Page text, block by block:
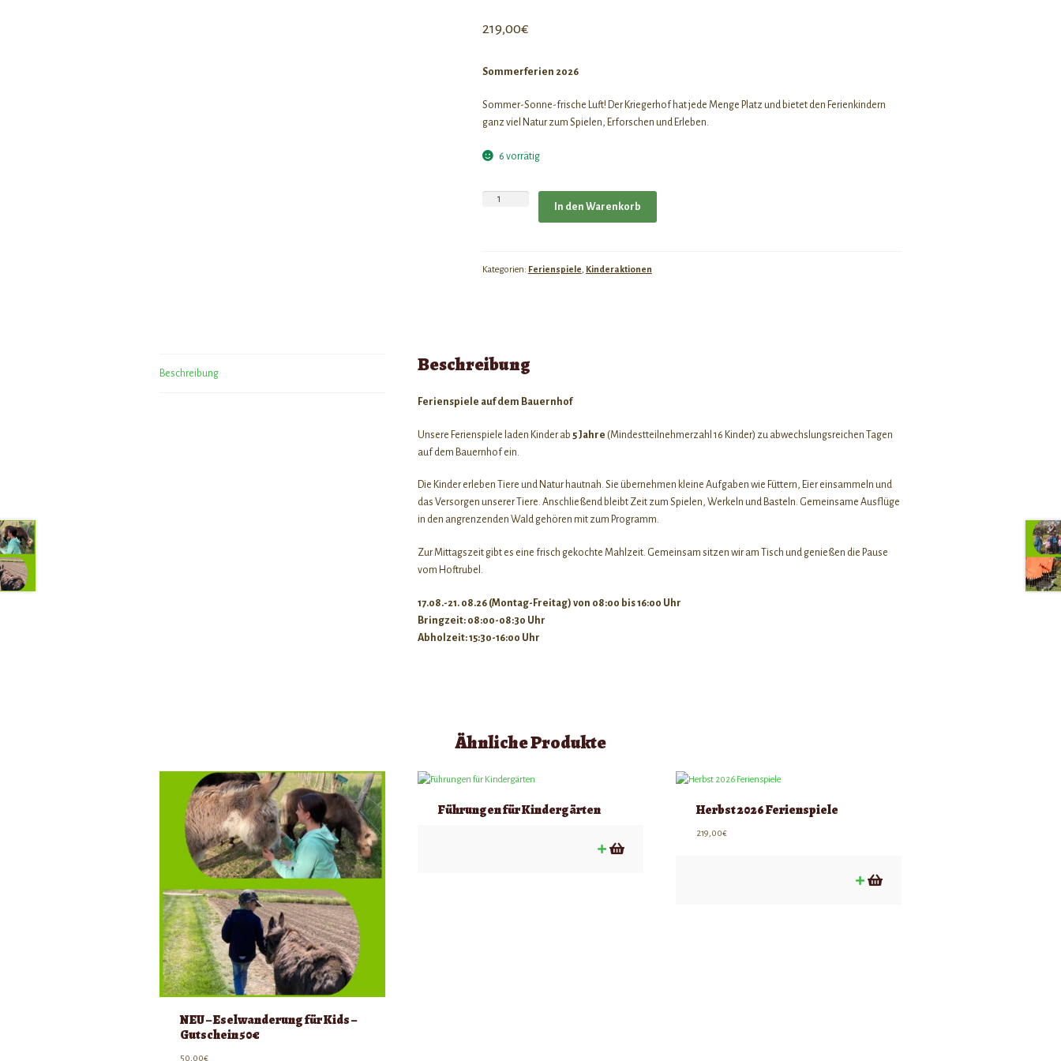
219,00€
Sommerferien 2026
Sommer-Sonne-frische Luft! Der Kriegerhof hat jede Menge Platz und bietet den Ferienkindern
ganz viel Natur zum Spielen, Erforschen und Erleben.
6 vorrätig
Sommer
Menge
In den Warenkorb
Kategorien: Ferienspiele Kinderaktionen
Beschreibung Beschreibung
Ferienspiele auf dem Bauernhof
Unsere Ferienspiele laden Kinder ab 5 Jahre (Mindestteilnehmerzahl 16 Kinder) zu abwechslungsreichen Tagen
auf dem Bauernhof ein.
Die Kinder erleben Tiere und Natur hautnah. Sie übernehmen kleine Aufgaben wie Füttern, Eier einsammeln und
das Versorgen unserer Tiere. Anschließend bleibt Zeit zum Spielen, Werkeln und Basteln. Gemeinsame Ausflüge
in den angrenzenden Wald gehören mit zum Programm.
Zur Mittagszeit gibt es eine frisch gekochte Mahlzeit. Gemeinsam sitzen wir am Tisch und genießen die Pause
vom Hoftrubel.
17.08.-21. 08.26 (Montag-Freitag) von 08:00 bis 16:00 Uhr
Bringzeit: 08:00-08:30 Uhr
Abholzeit: 15:30-16:00 Uhr
Ähnliche Produkte
NEU – Eselwanderung für Kids –
Gutschein 50€
50,00€
Führungen für Kindergärten Herbst 2026 Ferienspiele
219,00€